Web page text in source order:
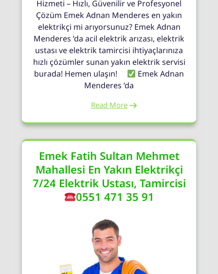
Hizmeti – Hızlı, Güvenilir ve Profesyonel
Çözüm Emek Adnan Menderes en yakın
elektrikçi mi arıyorsunuz? Emek Adnan
Menderes ’da acil elektrik arızası, elektrik
ustası ve elektrik tamircisi ihtiyaçlarınıza
hızlı çözümler sunan yakın elektrik servisi
burada! Hemen ulaşın!
Emek Adnan
Menderes ’da
Read More
Emek Fatih Sultan Mehmet
Mahallesi En Yakın Elektrikçi
7/24 Elektrik Ustası, Tamircisi
0551 471 35 91